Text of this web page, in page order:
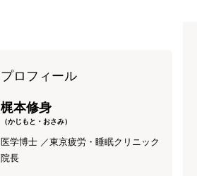
プロフィール
梶本修身
（かじもと・おさみ）
医学博士 ／東京疲労・睡眠クリニック
院長